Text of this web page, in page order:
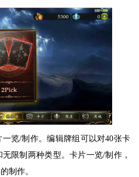
览/制作。编辑牌组可以对40张卡
限制两种类型。卡片一览/制作，
制作。